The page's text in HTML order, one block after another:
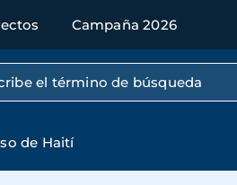
Campaña 2026
por texto completo
de Haití